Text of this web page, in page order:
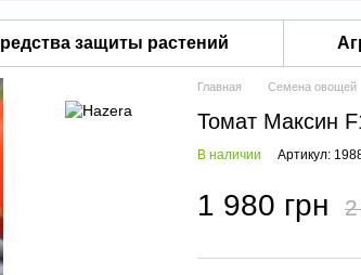
защиты растений
Главная Семена овощей
Томат Максин
В наличии Артикул:
1 980 грн